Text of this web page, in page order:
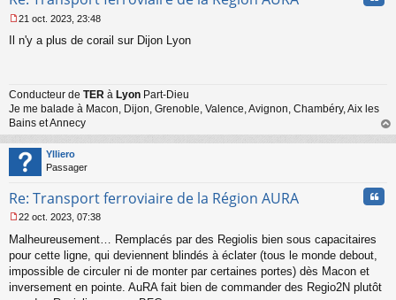
e
g
e
n
o
n
l
u
21 oct. 2023, 23:48
Il n'y a plus de corail sur Dijon Lyon
Conducteur de TER à Lyon Part-Dieu
Je me balade à Macon, Dijon, Grenoble, Valence, Avignon, Chambéry, Aix les
Bains et Annecy
au
Ylliero
Passager
Re: Transport ferroviaire de la Région AURA
e
s
a
g
22 oct. 2023, 07:38
Malheureusement… Remplacés par des Regiolis bien sous capacitaires
pour cette ligne, qui deviennent blindés à éclater (tous le monde debout,
impossible de circuler ni de monter par certaines portes) dès Macon et
inversement en pointe. AuRA fait bien de commander des Regio2N plutôt